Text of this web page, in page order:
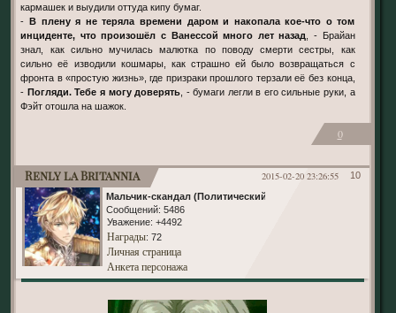
кармашек и выудили оттуда кипу бумаг.
- В плену я не теряла времени даром и накопала кое-что о том
инциденте, что произошёл с Ванессой много лет назад
, - Брайан
знал, как сильно мучилась малютка по поводу смерти сестры, как
сильно её изводили кошмары, как страшно ей было возвращаться с
фронта в «простую жизнь», где призраки прошлого терзали её без конца,
- Погляди. Тебе я могу доверять , - бумаги легли в его сильные руки, а
Фэйт отошла на шажок.
0
10
2015-02-20 23:26:55
Renly la Britannia
Мальчик-скандал (Политический)
Сообщений: 5486
Уважение: +4492
Награды: 72
Личная страница
Анкета персонажа